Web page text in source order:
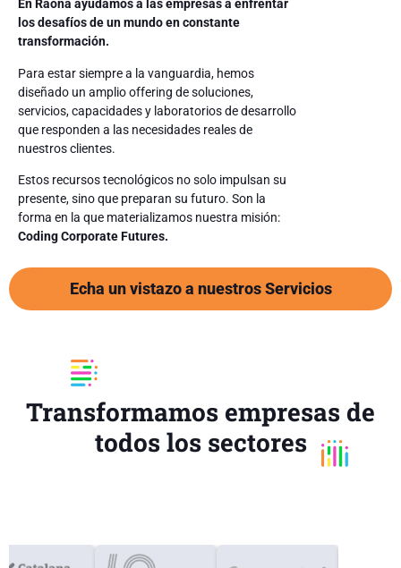
En Raona ayudamos a las empresas a enfrentar
los desafíos de un mundo en constante
transformación.
Para estar siempre a la vanguardia, hemos
diseñado un amplio offering de soluciones,
servicios, capacidades y laboratorios de desarrollo
que responden a las necesidades reales de
nuestros clientes.
Estos recursos tecnológicos no solo impulsan su
presente, sino que preparan su futuro. Son la
forma en la que materializamos nuestra misión:
Coding Corporate Futures.
Echa un vistazo a nuestros Servicios
Transformamos empresas de
todos los sectores